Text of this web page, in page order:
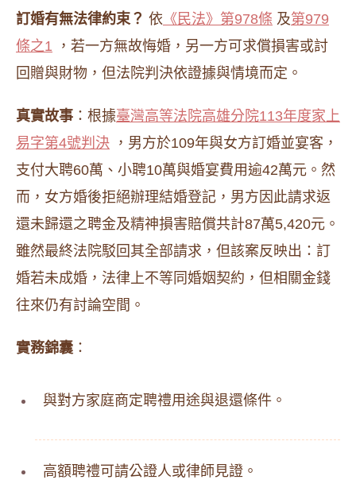
訂婚有無法律約束？ 依 《民法》第978條 及第979
條之1 ，若一方無故悔婚，另一方可求償損害或討
回贈與財物，但法院判決依證據與情境而定。
真實故事 ：根據臺灣高等法院高雄分院113年度家上
易字第4號判決 ，男方於109年與女方訂婚並宴客，
支付大聘60萬、小聘10萬與婚宴費用逾42萬元。然
而，女方婚後拒絕辦理結婚登記，男方因此請求返
還未歸還之聘金及精神損害賠償共計87萬5,420元。
雖然最終法院駁回其全部請求，但該案反映出：訂
婚若未成婚，法律上不等同婚姻契約，但相關金錢
往來仍有討論空間。
實務錦囊 ：
與對方家庭商定聘禮用途與退還條件。
高額聘禮可請公證人或律師見證。